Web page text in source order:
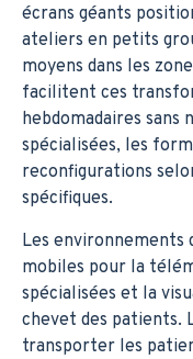
écrans géants
ateliers en petits
moyens dans les
facilitent ces
hebdomadaires sans
spécialisées, les
reconfigurations
spécifiques.
Les environnements
mobiles pour la
spécialisées et la
chevet des patients.
transporter les